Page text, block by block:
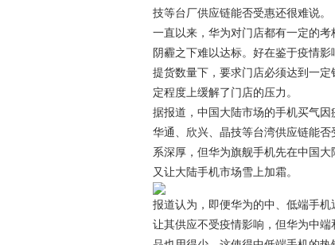
技等台厂供应链能否受惠还很难说。
一直以来，华为对门店都有一定的
阴霾之下难以达标。好在鉴于疫情
提货数量下，要求门店必须达到一
定程度上缓解了门店的压力。
据报道，中国大陆市场的手机买气因
华通、欣兴、晶技等台湾供应链能
系深厚，但华为旗舰手机先在中国
又让大陆手机市场雪上加霜。
报道认为，即便华为的中、低端手
让其供应不受疫情影响，但华为中